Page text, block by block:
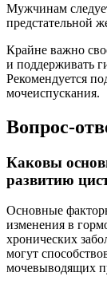
Мужчинам
предстательной
Крайне важно
и поддерживать
Рекомендуется
мочеиспускания.
Вопрос-
Каковы
развитию
Основные
изменения в
хронических
могут
мочевыводящих